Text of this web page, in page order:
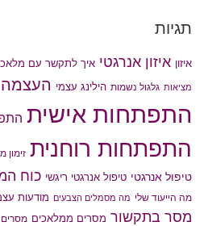
תגיות
איזון איזון אנרגטי איך לתקשר עם
מציאות גלגול נשמות הילינג עצמי
התפתחות אישית
התפתחות רוחנית זימון
טיפול אנרגטי טיפול אנרגטי ריגשי כוח
מה הייעוד שלי מה מסמלים הצבעים מודעות
מסר בתקשור מסרים ממלאכים